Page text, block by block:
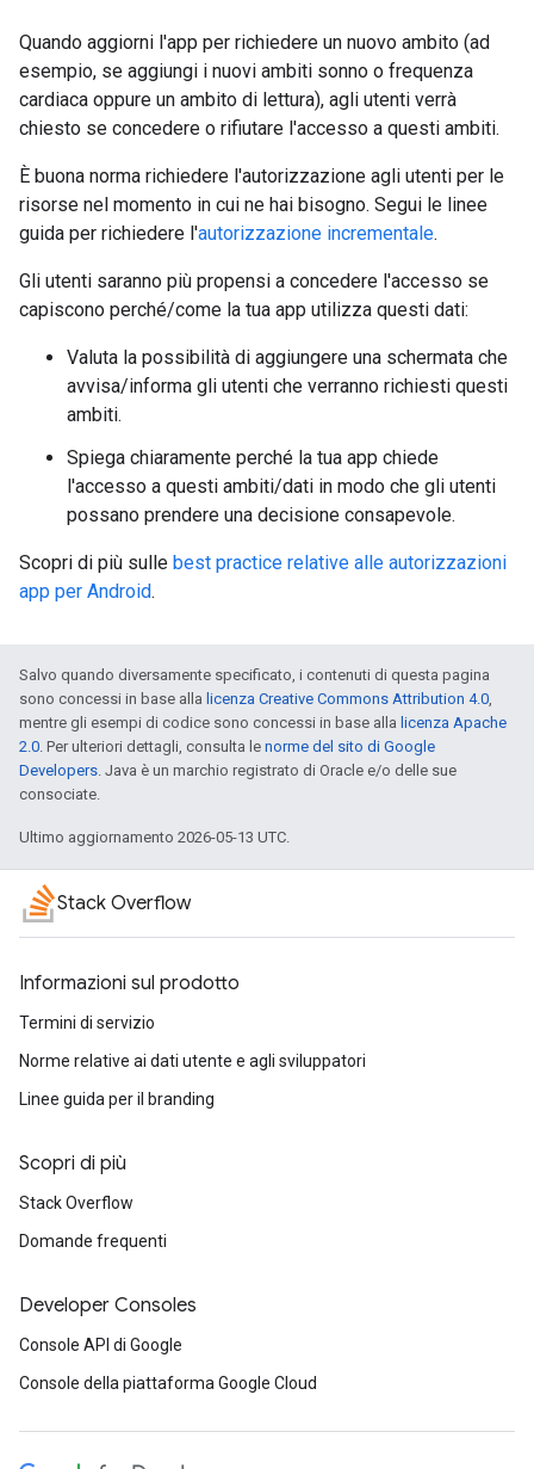
Quando aggiorni l'app per richiedere un nuovo ambito (ad
esempio, se aggiungi i nuovi ambiti sonno o frequenza
cardiaca oppure un ambito di lettura), agli utenti verrà
chiesto se concedere o rifiutare l'accesso a questi ambiti.
È buona norma richiedere l'autorizzazione agli utenti per le
risorse nel momento in cui ne hai bisogno. Segui le linee
guida per richiedere l'autorizzazione incrementale.
Gli utenti saranno più propensi a concedere l'accesso se
capiscono perché/come la tua app utilizza questi dati:
Valuta la possibilità di aggiungere una schermata che
avvisa/informa gli utenti che verranno richiesti questi
ambiti.
Spiega chiaramente perché la tua app chiede
l'accesso a questi ambiti/dati in modo che gli utenti
possano prendere una decisione consapevole.
Scopri di più sulle best practice relative alle autorizzazioni
app per Android.
Salvo quando diversamente specificato, i contenuti di questa pagina
sono concessi in base alla licenza Creative Commons Attribution 4.0
mentre gli esempi di codice sono concessi in base alla licenza Apache
2.0 . Per ulteriori dettagli, consulta le norme del sito di Google
Developers . Java è un marchio registrato di Oracle e/o delle sue
consociate.
Ultimo aggiornamento 2026-05-13 UTC.
Stack Overflow
Informazioni sul prodotto
Termini di servizio
Norme relative ai dati utente e agli sviluppatori
Linee guida per il branding
Scopri di più
Stack Overflow
Domande frequenti
Developer Consoles
Console API di Google
Console della piattaforma Google Cloud